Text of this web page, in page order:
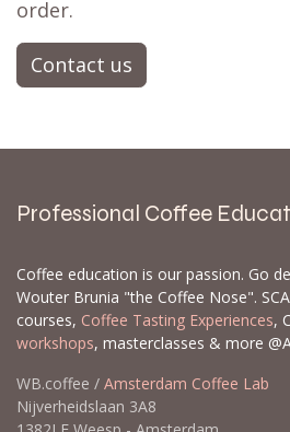
order.
Contact us
Professional Coffee
Coffee education is our passion. Go
Wouter Brunia "the Coffee Nose".
courses, Coffee Tasting Experiences,
workshops, masterclasses & more
WB.coffee / Amsterdam Coffee Lab
Nijverheidslaan 3A8